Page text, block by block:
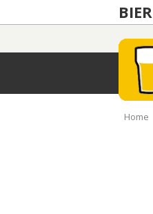
BIER
Home